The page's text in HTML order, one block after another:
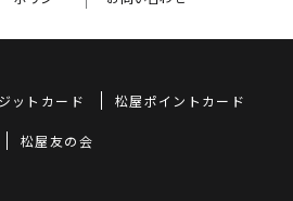
ットカード 松屋ポイントカード
松屋友の会